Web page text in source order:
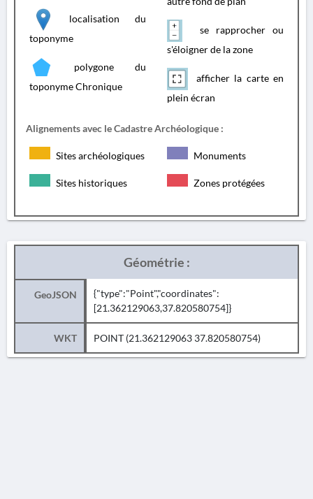
localisation du
toponyme
polygone du
toponyme Chronique
se rapprocher ou
s'éloigner de la zone
afficher la carte en
plein écran
Alignements avec le Cadastre Archéologique :
Sites archéologiques Monuments
Sites historiques Zones protégées
Géométrie :
GeoJSON
{"type":"Point","coordinates":
[21.362129063,37.820580754]}
WKT POINT (21.362129063 37.820580754)